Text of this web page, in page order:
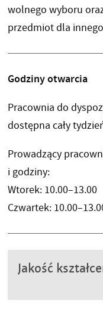
wolnego wyboru
przedmiot dla
Godziny otwarcia
Pracownia do
dostępna cały
Prowadzący
i godziny:
Wtorek: 10.00–13.00
Czwartek:
Jakość